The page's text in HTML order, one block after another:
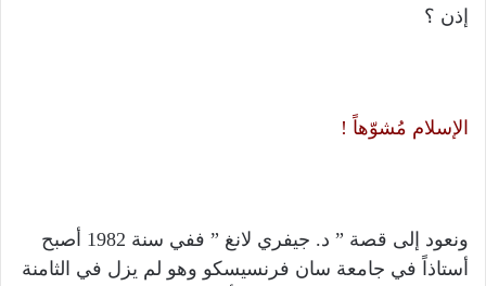
إذن ؟
الإسلام مُشوّهاً !
ونعود إلى قصة ” د. جيفري لانغ ” ففي سنة 1982 أصبح
أستاذاً في جامعة سان فرنسيسكو وهو لم يزل في الثامنة